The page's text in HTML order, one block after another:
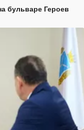
бульваре Героев